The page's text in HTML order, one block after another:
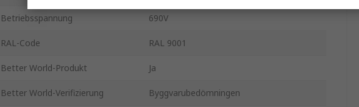
Betriebsspannung 690V
RAL-Code RAL 9001
Better World-Produkt Ja
Better World-Verifizierung Byggvarubedömningen